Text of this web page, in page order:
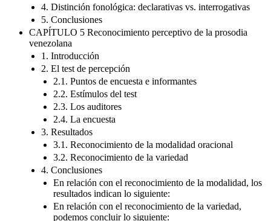
4. Distinción fonológica: declarativas vs. interrogativas
5. Conclusiones
CAPĺTULO 5 Reconocimiento perceptivo de la prosodia
venezolana
1. Introducción
2. El test de percepción
2.1. Puntos de encuesta e informantes
2.2. Estímulos del test
2.3. Los auditores
2.4. La encuesta
3. Resultados
3.1. Reconocimiento de la modalidad oracional
3.2. Reconocimiento de la variedad
4. Conclusiones
En relación con el reconocimiento de la modalidad, los
resultados indican lo siguiente:
En relación con el reconocimiento de la variedad,
podemos concluir lo siguiente: